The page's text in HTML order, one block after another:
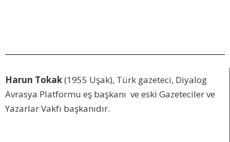
Harun Tokak(1955 Uşak), Türk gazeteci, Diyalog
Avrasya Platformu eş başkanı ve eski Gazeteciler ve
Yazarlar Vakfı başkanıdır.